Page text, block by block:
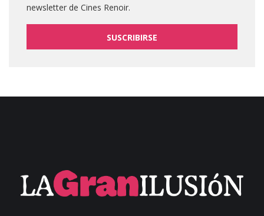
newsletter de Cines Renoir.
SUSCRIBIRSE